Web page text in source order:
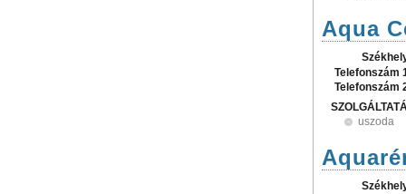
Aqua
Telefonszám
Telefonszám
uszoda